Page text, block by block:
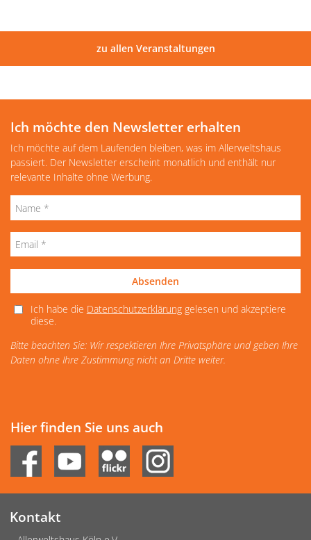
zu allen Veranstaltungen
Ich möchte den Newsletter erhalten
Ich möchte auf dem Laufenden bleiben, was im Allerweltshaus
passiert. Der Newsletter erscheint monatlich und enthält nur
relevante Inhalte ohne Werbung.
Absenden
Ich habe die Datenschutzerklärunggelesen und akzeptiere
diese.
Bitte beachten Sie: Wir respektieren Ihre Privatsphäre und geben Ihre
Daten ohne Ihre Zustimmung nicht an Dritte weiter.
Hier finden Sie uns auch
Kontakt